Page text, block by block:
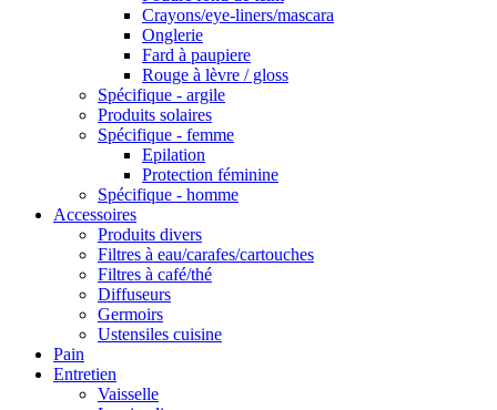
Crayons/eye-liners/mascara
Onglerie
Fard à paupiere
Rouge à lèvre / gloss
Spécifique - argile
Produits solaires
Spécifique - femme
Epilation
Protection féminine
Spécifique - homme
Accessoires
Produits divers
Filtres à eau/carafes/cartouches
Filtres à café/thé
Diffuseurs
Germoirs
Ustensiles cuisine
Pain
Entretien
Vaisselle